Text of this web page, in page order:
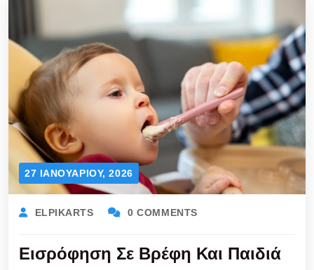
27 ΙΑΝΟΥΑΡΊΟΥ, 2026
ELPIKARTS 0 COMMENTS
Εισρόφηση Σε Βρέφη Και Παιδιά